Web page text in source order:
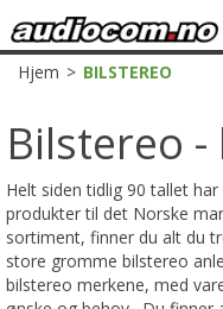
Hjem>BILSTEREO
Bilstereo
Helt siden tidlig 90 tallet
produkter til det Norske
sortiment, finner du alt du
store gromme bilstereo
bilstereo merkene, med